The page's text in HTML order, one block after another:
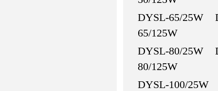
DYSL-65/25W
65/125W
DYSL-80/25W
80/125W
DYSL-100/